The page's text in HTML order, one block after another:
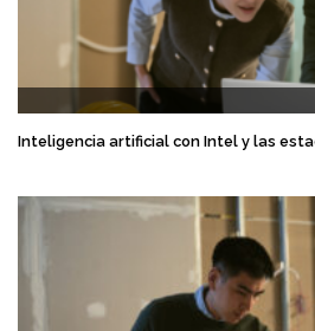
Inteligencia artificial con Intel y las